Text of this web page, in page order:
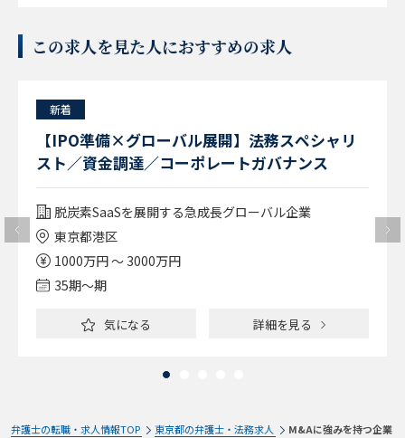
この求人を見た人におすすめの求人
新着
【IPO準備×グローバル展開】法務スペシャリ
スト／資金調達／コーポレートガバナンス
脱炭素SaaSを展開する急成長グローバル企業
東京都港区
1000万円 ～ 3000万円
35期〜期
気になる 詳細を見る
弁護士の転職・求人情報TOP 東京都の弁護士・法務求人
M&Aに強みを持つ企業